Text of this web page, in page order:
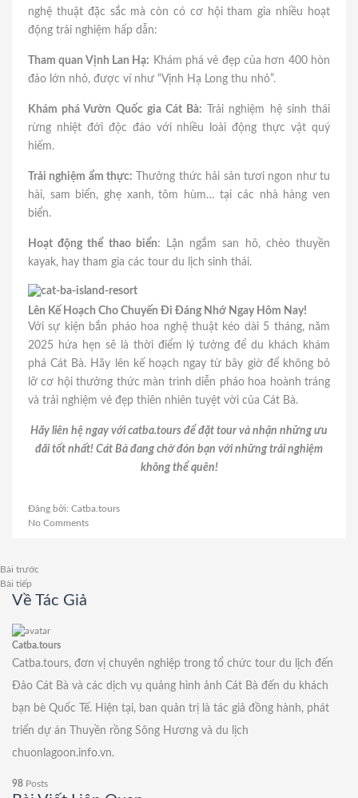
nghệ thuật đặc sắc mà còn có cơ hội tham gia nhiều hoạt
động trải nghiệm hấp dẫn:
Tham quan Vịnh Lan Hạ: Khám phá vẻ đẹp của hơn 400 hòn
đảo lớn nhỏ, được ví như “Vịnh Hạ Long thu nhỏ”.
Khám phá Vườn Quốc gia Cát Bà: Trải nghiệm hệ sinh thái
rừng nhiệt đới độc đáo với nhiều loài động thực vật quý
hiếm.
Trải nghiệm ẩm thực: Thưởng thức hải sản tươi ngon như tu
hài, sam biển, ghẹ xanh, tôm hùm… tại các nhà hàng ven
biển.
Hoạt động thể thao biển: Lặn ngắm san hô, chèo thuyền
kayak, hay tham gia các tour du lịch sinh thái.
Lên Kế Hoạch Cho Chuyến Đi Đáng Nhớ Ngay Hôm Nay!
Với sự kiện bắn pháo hoa nghệ thuật kéo dài 5 tháng, năm
2025 hứa hẹn sẽ là thời điểm lý tưởng để du khách khám
phá Cát Bà. Hãy lên kế hoạch ngay từ bây giờ để không bỏ
lỡ cơ hội thưởng thức màn trình diễn pháo hoa hoành tráng
và trải nghiệm vẻ đẹp thiên nhiên tuyệt vời của Cát Bà.
Hãy liên hệ ngay với catba.tours để đặt tour và nhận những ưu
đãi tốt nhất! Cát Bà đang chờ đón bạn với những trải nghiệm
không thể quên!
Đăng bởi: Catba.tours
No Comments
Bài trước
Bài tiếp
Về Tác Giả
Catba.tours
Catba.tours, đơn vị chuyên nghiệp trong tổ chức tour du lịch đến
Đảo Cát Bà và các dịch vụ quảng hình ảnh Cát Bà đến du khách
bạn bè Quốc Tế. Hiện tại, ban quản trị là tác giả đồng hành, phát
triển dự án
Thuyền rồng Sông Hương và du lịch
chuonlagoon.info.vn.
98 Posts